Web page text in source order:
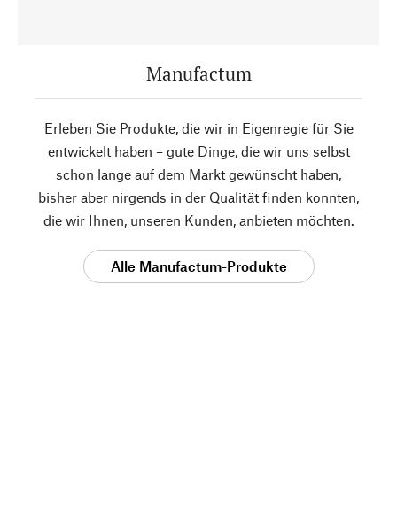
Manufactum
Erleben Sie Produkte, die wir in Eigenregie für Sie
entwickelt haben – gute Dinge, die wir uns selbst
schon lange auf dem Markt gewünscht haben,
bisher aber nirgends in der Qualität finden konnten,
die wir Ihnen, unseren Kunden, anbieten möchten.
Alle Manufactum-Produkte